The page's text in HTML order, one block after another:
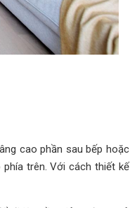
cao phần sau bếp hoặc
trên. Với cách thiết kế